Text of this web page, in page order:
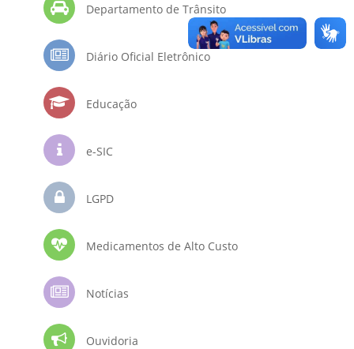
Departamento de Trânsito
Diário Oficial Eletrônico
Educação
e-SIC
LGPD
Medicamentos de Alto Custo
Notícias
Ouvidoria